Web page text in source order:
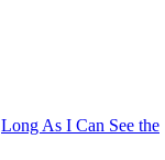
Long As I Can See the